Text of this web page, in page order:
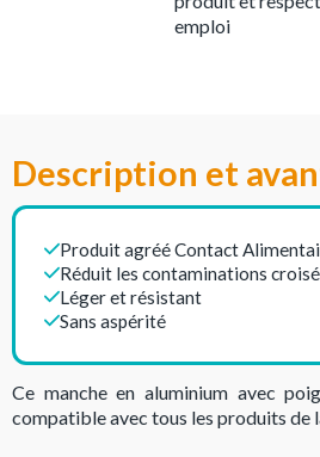
emploi
Description et
Produit agréé Contact
Réduit les contaminations
Léger et résistant
Sans aspérité
Ce manche en aluminium avec
compatible avec tous les produits de